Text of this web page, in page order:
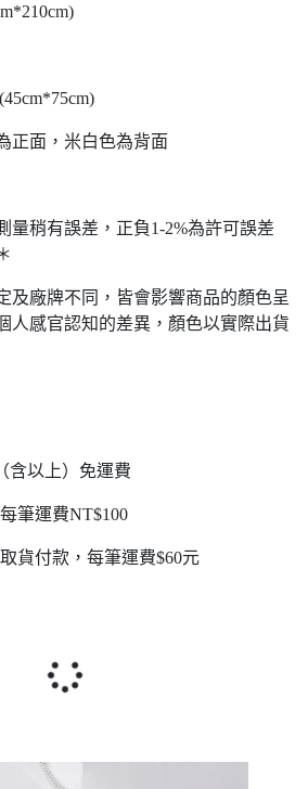
正面，米白色為背面
量稍有誤差，正負1-2%為許可誤差
及廠牌不同，皆會影響商品的顏色呈
人感官認知的差異，顏色以實際出貨
含以上）免運費
筆運費NT$100
貨付款，每筆運費$60元